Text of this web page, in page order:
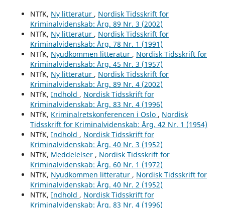
NTfK, Ny litteratur , Nordisk Tidsskrift for
Kriminalvidenskab: Årg. 89 Nr. 3 (2002)
NTfK, Ny litteratur , Nordisk Tidsskrift for
Kriminalvidenskab: Årg. 78 Nr. 1 (1991)
NTfK, Nyudkommen litteratur , Nordisk Tidsskrift for
Kriminalvidenskab: Årg. 45 Nr. 3 (1957)
NTfK, Ny litteratur , Nordisk Tidsskrift for
Kriminalvidenskab: Årg. 89 Nr. 4 (2002)
NTfK, Indhold , Nordisk Tidsskrift for
Kriminalvidenskab: Årg. 83 Nr. 4 (1996)
NTfK, Kriminalretskonferencen i Oslo , Nordisk
Tidsskrift for Kriminalvidenskab: Årg. 42 Nr. 1 (1954)
NTfK, Indhold , Nordisk Tidsskrift for
Kriminalvidenskab: Årg. 40 Nr. 3 (1952)
NTfK, Meddelelser , Nordisk Tidsskrift for
Kriminalvidenskab: Årg. 60 Nr. 1 (1972)
NTfK, Nyudkommen litteratur , Nordisk Tidsskrift for
Kriminalvidenskab: Årg. 40 Nr. 2 (1952)
NTfK, Indhold , Nordisk Tidsskrift for
Kriminalvidenskab: Årg. 83 Nr. 4 (1996)